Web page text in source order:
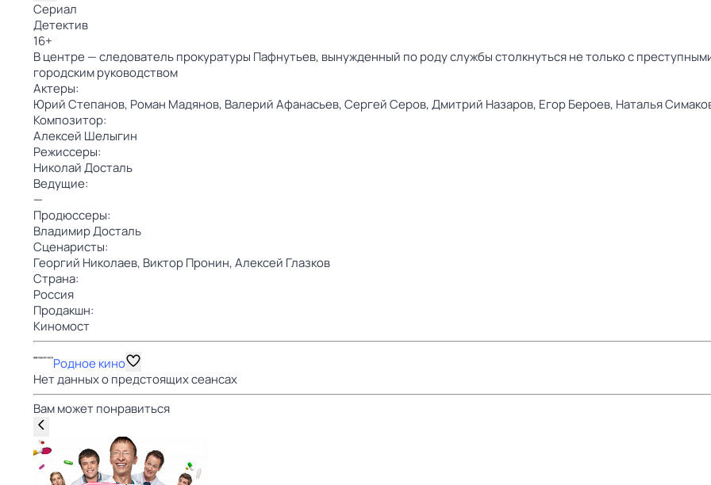
Сериал
Детектив
16+
В центре — следователь прокуратуры Пафнутьев, вынужденный по роду службы столкнуться не только с
городским руководством
Актеры:
Юрий Степанов, Роман Мадянов, Валерий Афанасьев,Сергей Серов,Дмитрий Назаров, Егор Бероев, Наталья
Композитор:
Алексей Шелыгин
Режиссеры:
Николай Досталь
Ведущие:
—
Продюссеры:
Владимир Досталь
Сценаристы:
Георгий Николаев, Виктор Пронин,Алексей Глазков
Страна:
Россия
Продакшн:
Киномост
Родное кино
Нет данных о предстоящих сеансах
Вам может понравиться